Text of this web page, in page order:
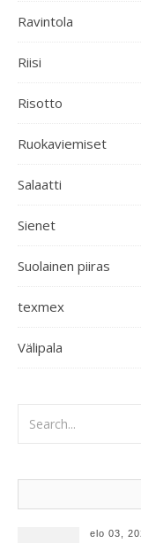
Ravintola
Riisi
Risotto
Ruokaviemiset
Salaatti
Sienet
Suolainen piiras
texmex
Välipala
elo 03,